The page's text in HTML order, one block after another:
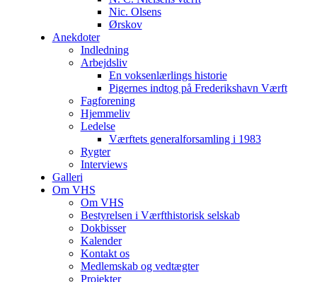
Nic. Olsens
Ørskov
Anekdoter
Indledning
Arbejdsliv
En voksenlærlings historie
Pigernes indtog på Frederikshavn Værft
Fagforening
Hjemmeliv
Ledelse
Værftets generalforsamling i 1983
Rygter
Interviews
Galleri
Om VHS
Om VHS
Bestyrelsen i Værfthistorisk selskab
Dokbisser
Kalender
Kontakt os
Medlemskab og vedtægter
Projekter